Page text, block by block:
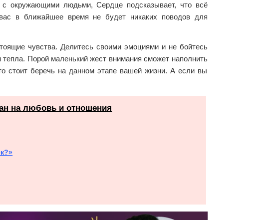
окружающими людьми, Сердце подсказывает, что всё
в ближайшее время не будет никаких поводов для
чувства. Делитесь своими эмоциями и не бойтесь
Порой маленький жест внимания сможет наполнить
стоит беречь на данном этапе вашей жизни. А если вы
на любовь и отношения